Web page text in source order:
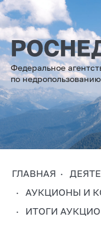
Федеральное
по недропользованию
ГЛАВНАЯ
АУКЦИОНЫ И
ИТОГИ